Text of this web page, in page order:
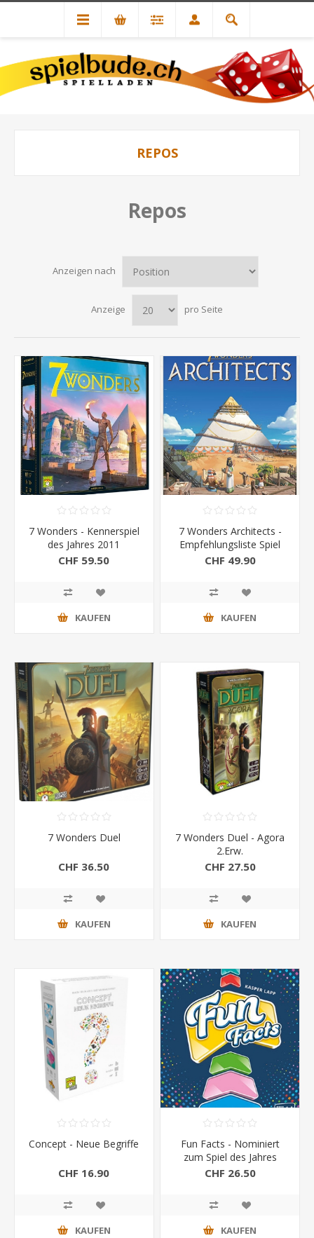
REPOS
Repos
Anzeigen nach
Anzeige pro Seite
7 Wonders - Kennerspiel
des Jahres 2011
CHF 59.50
KAUFEN
7 Wonders Architects -
Empfehlungsliste Spiel
des jahres 2022
CHF 49.90
KAUFEN
7 Wonders Duel
CHF 36.50
KAUFEN
7 Wonders Duel - Agora
2.Erw.
CHF 27.50
KAUFEN
Concept - Neue Begriffe
CHF 16.90
KAUFEN
Fun Facts - Nominiert
zum Spiel des Jahres
2023
CHF 26.50
KAUFEN